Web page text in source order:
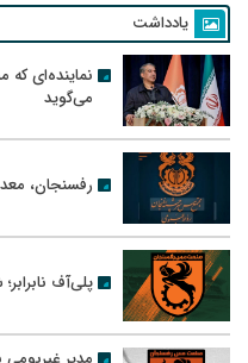
یادداشت
نماینده‌ای
می‌گوید
رفسنجان،
پلی‌آف